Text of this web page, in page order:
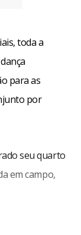
toda a
para as
por
seu quarto
em campo,